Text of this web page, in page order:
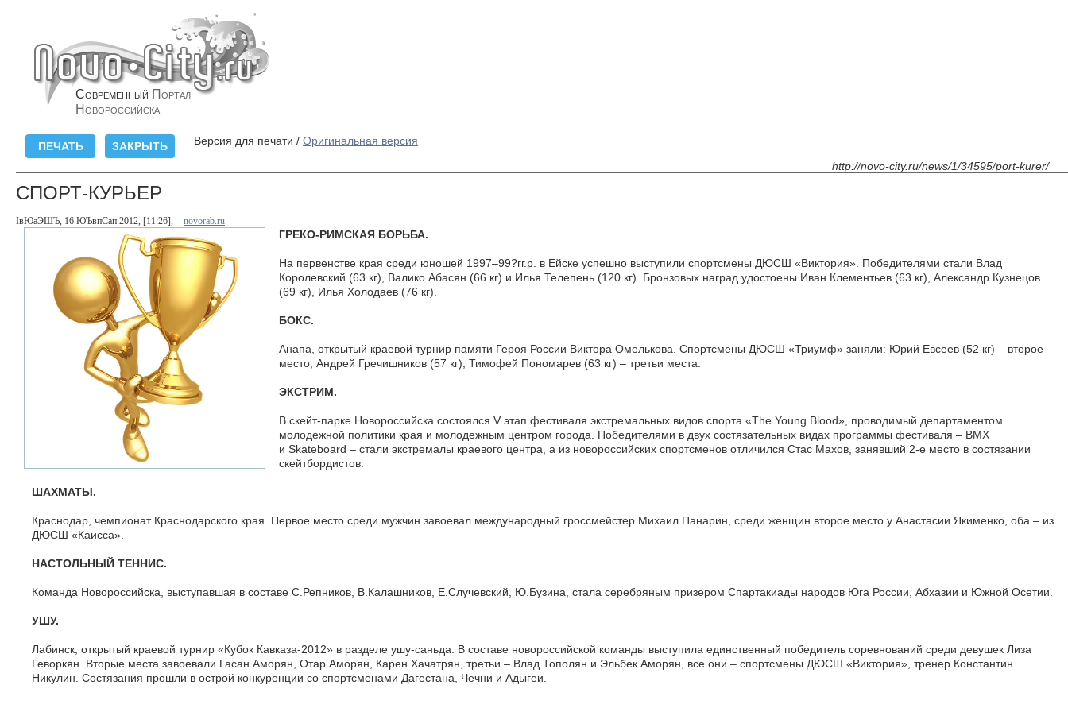
Современный Портал
Новороссийска
Версия для печати / Оригинальная версия
http://novo-city.ru/news/1/34595/port-kurer/
СПОРТ-КУРЬЕР
ІвЮаЭШЪ, 16 ЮЪвпСап 2012, [11:26], novorab.ru
ГРЕКО-РИМСКАЯ БОРЬБА.
На первенстве края среди юношей 1997–99?гг.р. в Ейске успешно выступили спортсмены ДЮСШ «Виктория». Победителями стали Влад
Королевский (63 кг), Валико Абасян (66 кг) и Илья Телепень (120 кг). Бронзовых наград удостоены Иван Клементьев (63 кг), Александр Кузнецов
(69 кг), Илья Холодаев (76 кг).
БОКС.
Анапа, открытый краевой турнир памяти Героя России Виктора Омелькова. Спортсмены ДЮСШ «Триумф» заняли: Юрий Евсеев (52 кг) – второе
место, Андрей Гречишников (57 кг), Тимофей Пономарев (63 кг) – третьи места.
ЭКСТРИМ.
В скейт-парке Новороссийска состоялся V этап фестиваля экстремальных видов спорта «The Young Blood», проводимый департаментом
молодежной политики края и молодежным центром города. Победителями в двух состязательных видах программы фестиваля – BMX
и Skateboard – стали экстремалы краевого центра, а из новороссийских спортсменов отличился Стас Махов, занявший 2-е место в состязании
скейтбордистов.
ШАХМАТЫ.
Краснодар, чемпионат Краснодарского края. Первое место среди мужчин завоевал международный гроссмейстер Михаил Панарин, среди женщин второе место у Анастасии Якименко, оба – из
ДЮСШ «Каисса».
НАСТОЛЬНЫЙ ТЕННИС.
Команда Новороссийска, выступавшая в составе С.Репников, В.Калашников, Е.Случевский, Ю.Бузина, стала серебряным призером Спартакиады народов Юга России, Абхазии и Южной Осетии.
УШУ.
Лабинск, открытый краевой турнир «Кубок Кавказа-2012» в разделе ушу-саньда. В составе новороссийской команды выступила единственный победитель соревнований среди девушек Лиза
Геворкян. Вторые места завоевали Гасан Аморян, Отар Аморян, Карен Хачатрян, третьи – Влад Тополян и Эльбек Аморян, все они – спортсмены ДЮСШ «Виктория», тренер Константин
Никулин. Состязания прошли в острой конкуренции со спортсменами Дагестана, Чечни и Адыгеи.